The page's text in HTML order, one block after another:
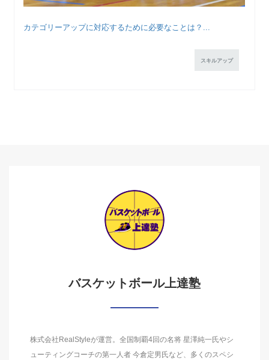
カテゴリーアップに対応するために必要なことは？...
スキルアップ
バスケットボール上達塾
株式会社RealStyleが運営。全国制覇4回の名将 星澤純一氏やシ
ューティングコーチの第一人者 今倉定男氏など、多くのスペシ